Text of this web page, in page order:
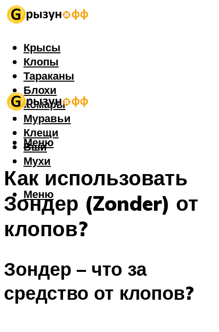
Крысы
Клопы
Тараканы
Блохи
Комары
Муравьи
Клещи
Вши
Мухи
Меню
Меню
Как использовать
Зондер (Zonder) от
клопов?
Зондер – что за
средство от клопов?